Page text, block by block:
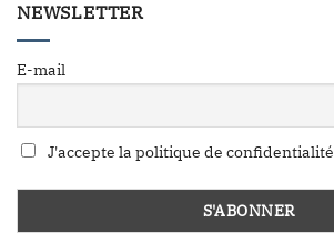
NEWSLETTER
E-mail
J'accepte la politique de confidentialité